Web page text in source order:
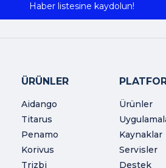
Haber listesine kaydolun!
ÜRÜNLER
Aidango
Titarus
Penamo
Korivus
Trizbi
Ürünler
Kaynaklar
Servisler
Destek